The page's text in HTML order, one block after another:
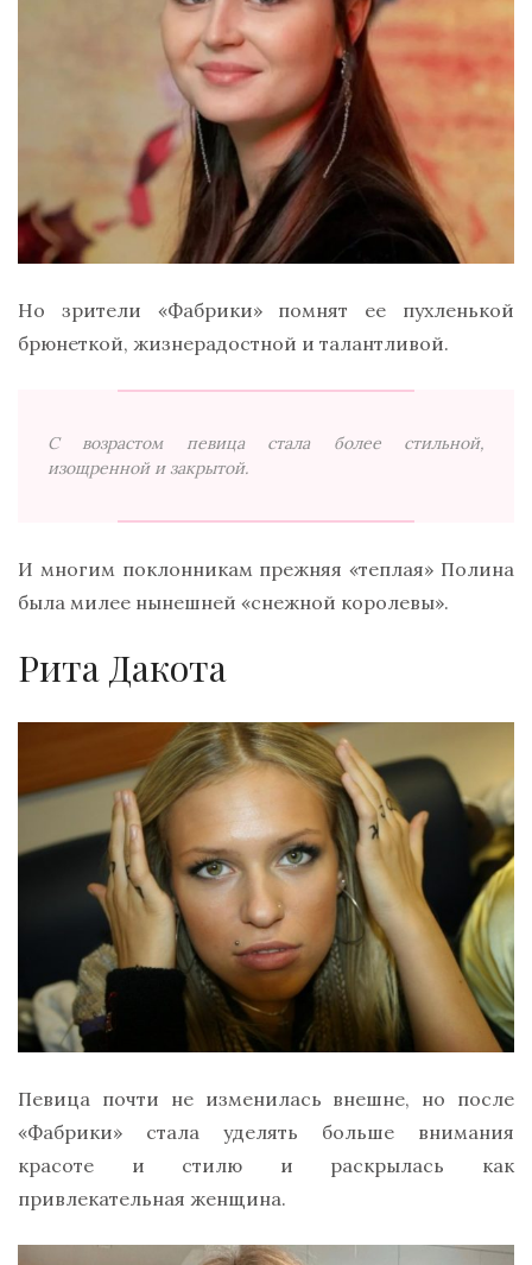
Но зрители «Фабрики» помнят ее пухленькой
брюнеткой, жизнерадостной и талантливой.
С возрастом певица стала более стильной,
изощренной и закрытой.
И многим поклонникам прежняя «теплая» Полина
была милее нынешней «снежной королевы».
Рита Дакота
Певица почти не изменилась внешне, но после
«Фабрики» стала уделять больше внимания
красоте и стилю и раскрылась как
привлекательная женщина.